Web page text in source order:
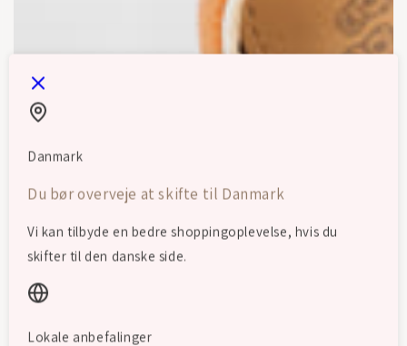
Danmark
Du bør overveje at skifte til Danmark
Vi kan tilbyde en bedre shoppingoplevelse, hvis du
skifter til den danske side.
Lokale anbefalinger